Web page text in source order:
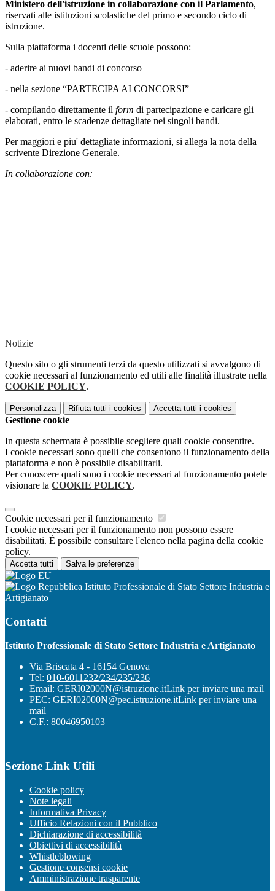
Ministero dell'istruzione in collaborazione con il Parlamento,
riservati alle istituzioni scolastiche del primo e secondo ciclo di
istruzione.
Sulla piattaforma i docenti delle scuole possono:
- aderire ai nuovi bandi di concorso
- nella sezione “PARTECIPA AI CONCORSI”
- compilando direttamente il form di partecipazione e caricare gli
elaborati, entro le scadenze dettagliate nei singoli bandi.
Per maggiori e piu' dettagliate informazioni, si allega la nota della
scrivente Direzione Generale.
In collaborazione con:
Notizie
Questo sito o gli strumenti terzi da questo utilizzati si avvalgono di
cookie necessari al funzionamento ed utili alle finalità illustrate nella
COOKIE POLICY.
Personalizza Rifiuta tutti i cookies Accetta tutti i cookies
Gestione cookie
In questa schermata è possibile scegliere quali cookie consentire.
I cookie necessari sono quelli che consentono il funzionamento della
piattaforma e non è possibile disabilitarli.
Per conoscere quali sono i cookie necessari al funzionamento potete
visionare la COOKIE POLICY.
Cookie necessari per il funzionamento
I cookie necessari per il funzionamento non possono essere
disabilitati. È possibile consultare l'elenco nella pagina della cookie
policy.
Accetta tutti Salva le preferenze
Istituto Professionale di Stato Settore Industria e
Artigianato
Contatti
Istituto Professionale di Stato Settore Industria e Artigianato
Via Briscata 4 - 16154 Genova
Tel: 010-6011232/234/235/236
Email: GERI02000N@istruzione.itLink per inviare una mail
PEC: GERI02000N@pec.istruzione.itLink per inviare una
mail
C.F.: 80046950103
Sezione Link Utili
Cookie policy
Note legali
Informativa Privacy
Ufficio Relazioni con il Pubblico
Dichiarazione di accessibilità
Obiettivi di accessibilità
Whistleblowing
Gestione consensi cookie
Amministrazione trasparente